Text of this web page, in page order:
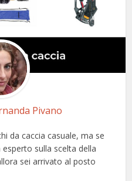
Pivano
da caccia casuale, ma se
sulla scelta della
sei arrivato al posto